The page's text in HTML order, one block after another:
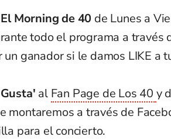
El Morning de 40 de Lunes a
todo el programa a través
un ganador si le damos LIKE a
al Fan Page de Los 40 y
montaremos a través de
para el concierto.